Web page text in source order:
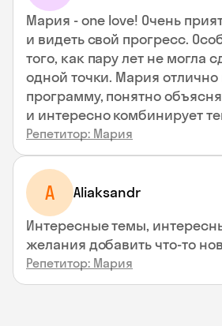
Мария - one love! Очень
и видеть свой прогресс.
того, как пару лет не могла
одной точки. Мария
программу, понятно
и интересно комбинирует
Репетитор: Мария
A Aliaksandr
Интересные темы,
желания добавить что-то
Репетитор: Мария